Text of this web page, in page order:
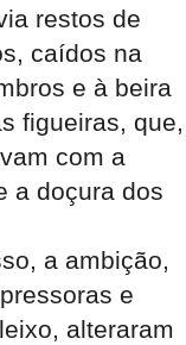
restos de
caídos na
e à beira
figueiras, que,
com a
a doçura dos
a ambição,
e
alteraram